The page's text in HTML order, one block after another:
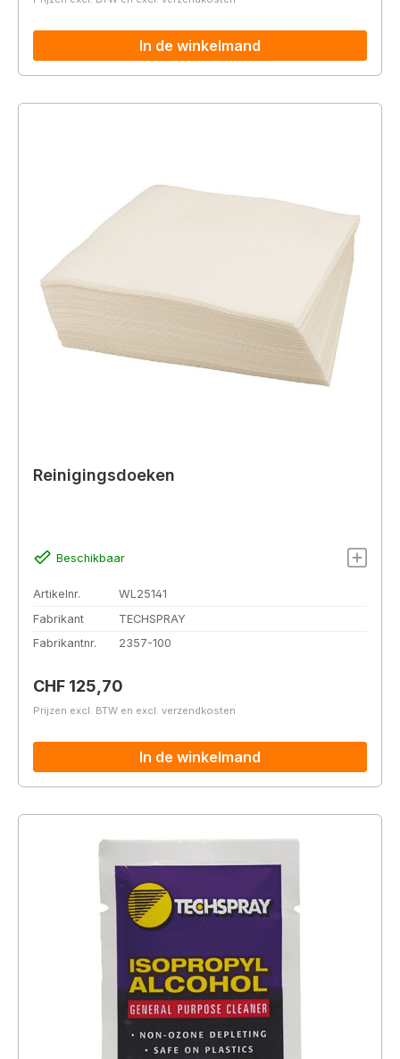
In de winkelmand
Reinigingsdoeken
Beschikbaar
Artikelnr.
WL25141
Fabrikant
TECHSPRAY
Fabrikantnr.
2357-100
Normale prijs:
CHF 125,70
Prijzen excl. BTW en excl. verzendkosten
In de winkelmand